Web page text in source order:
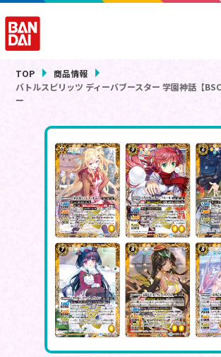
TOP
商品情報
バトルスピリッツ ディーバブースター 学園神話【
ー